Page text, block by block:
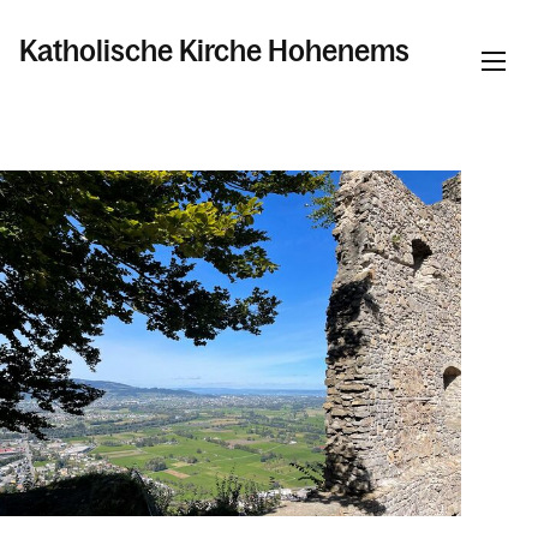
Katholische Kirche Hohenems
Zukunft: Was kommt da?
Pfarrblatt
Taufe, Erstkommunion, Firmung &
Hochzeit
Beichte & Krankensalbung
Tod, Beerdigung & Trauer
Kinder, Jugend & Familie
Senior:innen